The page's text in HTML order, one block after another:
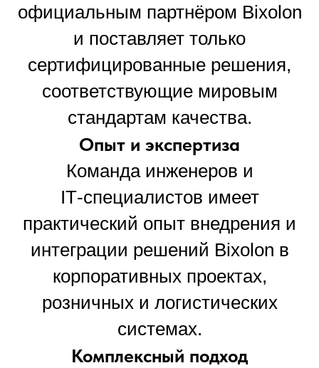
официальным партнёром Bixolon
и поставляет только
сертифицированные решения,
соответствующие мировым
стандартам качества.
Опыт и экспертиза
Команда инженеров и
IT‑специалистов имеет
практический опыт внедрения и
интеграции решений Bixolon в
корпоративных проектах,
розничных и логистических
системах.
Комплексный подход